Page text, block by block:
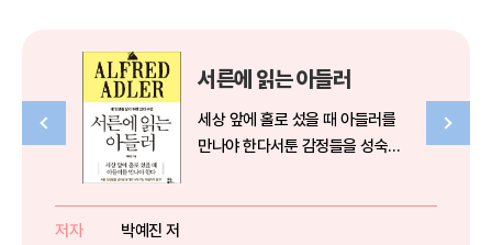
서른에 읽는 아들러
세상 앞에 홀로 섰을 때 아들러를
만나야 한다서툰 감정들을 성숙한
저자
박예진 저